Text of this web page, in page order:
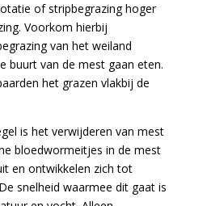
of stripbegrazing hoger
Voorkom hierbij
van het weiland
buurt van de mest gaan eten.
het grazen vlakbij de
is het verwijderen van mest
bloedwormeitjes in de mest
en ontwikkelen zich tot
snelheid waarmee dit gaat is